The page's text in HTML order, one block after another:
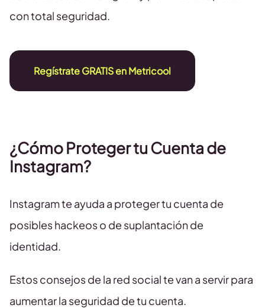
con total seguridad.
Regístrate GRATIS en Metricool
¿Cómo Proteger tu Cuenta de
Instagram?
Instagram te ayuda a proteger tu cuenta de
posibles hackeos o de suplantación de
identidad.
Estos consejos de la red social te van a servir para
aumentar la seguridad de tu cuenta.